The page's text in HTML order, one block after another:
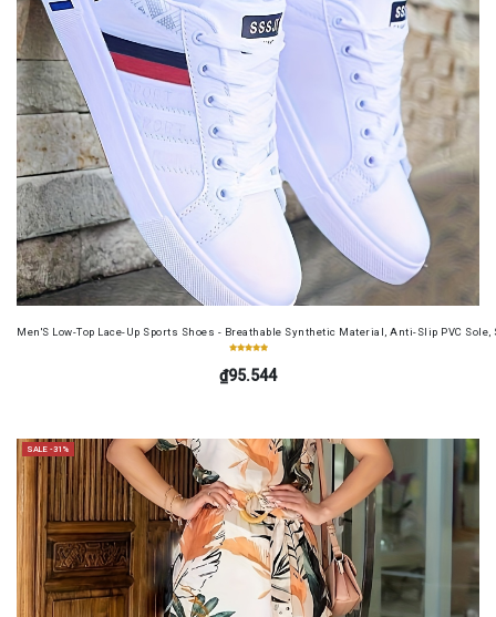
Men'S Low-Top Lace-Up Sports Shoes - Breathable Synthetic Material, Anti-Slip PVC
₫95.544
SALE -31%